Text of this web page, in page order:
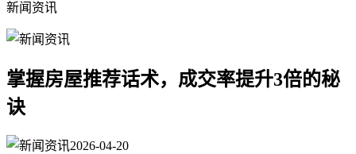
新闻资讯
掌握房屋推荐话术，成交率提升3倍的秘
诀
2026-04-20